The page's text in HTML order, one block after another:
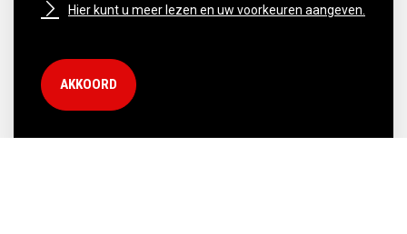
Hier kunt u meer lezen en uw voorkeuren aangeven.
AKKOORD